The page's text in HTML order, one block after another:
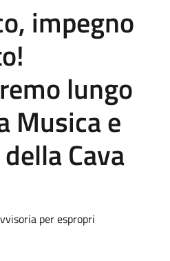
impegno
lungo
Musica e
Cava
per espropri